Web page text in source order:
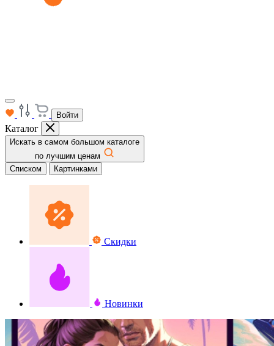
Войти
Каталог
Искать в самом большом каталоге
по лучшим ценам
Списком
Картинками
Скидки
Новинки